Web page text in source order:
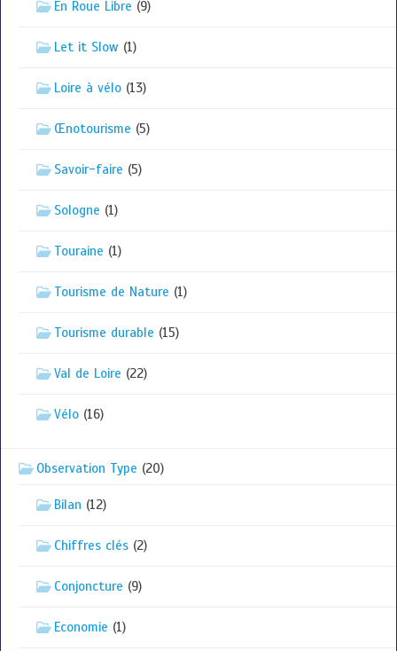
En Roue Libre (9)
Let it Slow (1)
Loire à vélo (13)
Œnotourisme (5)
Savoir-faire (5)
Sologne (1)
Touraine (1)
Tourisme de Nature (1)
Tourisme durable (15)
Val de Loire (22)
Vélo (16)
Observation Type (20)
Bilan (12)
Chiffres clés (2)
Conjoncture (9)
Economie (1)